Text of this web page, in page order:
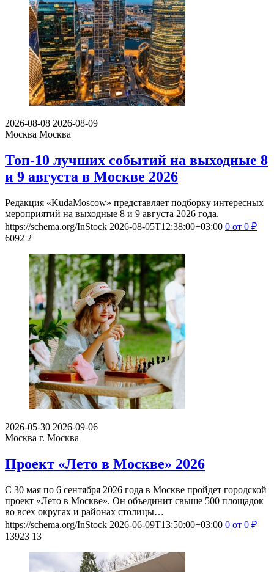
2026-08-08 2026-08-09
Москва Москва
Топ-10 лучших событий на выходные 8
и 9 августа в Москве 2026
Редакция «KudaMoscow» представляет подборку интересных
мероприятий на выходные 8 и 9 августа 2026 года.
https://schema.org/InStock 2026-08-05T12:38:00+03:00 0 от 0 ₽
6092 2
2026-05-30 2026-09-06
Москва г. Москва
Проект «Лето в Москве» 2026
С 30 мая по 6 сентября 2026 года в Москве пройдет городской
проект «Лето в Москве». Он объединит свыше 500 площадок
во всех округах и районах столицы…
https://schema.org/InStock 2026-06-09T13:50:00+03:00 0 от 0 ₽
13923 13